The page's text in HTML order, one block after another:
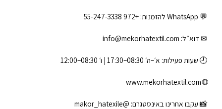
💬 WhatsApp להזמנות: +972 55-247-3338
✉ דוא״ל: info@mekorhatextil.com
🕘 שעות פעילות: א׳–ה׳ 08:30–17:30 | ו׳ 08:30–12:00
🌐
www.mekorhatextil.com
📸 עקבו אחרינו באינסטגרם: @makor_hatexile